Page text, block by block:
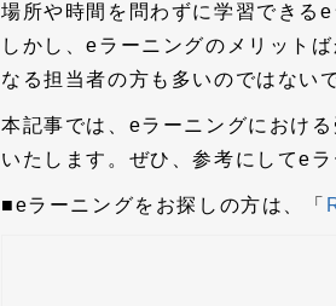
場所や時間を問わずに学習できる
しかし、eラーニングのメリット
なる担当者の方も多いのではない
本記事では、eラーニングにおけ
いたします。ぜひ、参考にしてe
■eラーニングをお探しの方は、「